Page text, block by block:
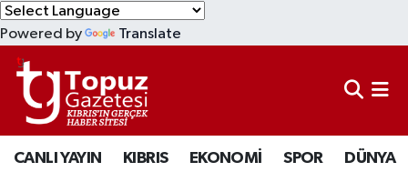
Powered by Translate
CANLI YAYIN KIBRIS EKONOMİ SPOR DÜNYA
KIBRIS
DÜNYA
EKONOMİ
Lefkoşa Nöbetçi Eczaneler
Lefkoşa Hava Durumu
Lefkoşa Trafik Yoğunluk Haritası